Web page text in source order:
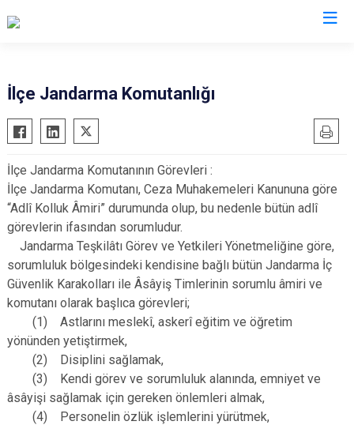
Bozdoğan
Buharkent
Çine
Didim
Germencik
İncirliova
Karacasu
Karpuzlu
Koçarlı
Kuyucak
Nazilli
Sultanhisar
Yenipazar
Efeler
İlçe Jandarma Komutanlığı
İlçe Jandarma Komutanının Görevleri :
İlçe Jandarma Komutanı, Ceza Muhakemeleri Kanununa göre
“Adlî Kolluk Âmiri” durumunda olup, bu nedenle bütün adlî
görevlerin ifasından sorumludur.
Jandarma Teşkilâtı Görev ve Yetkileri Yönetmeliğine göre,
sorumluluk bölgesindeki kendisine bağlı bütün Jandarma İç
Güvenlik Karakolları ile Âsâyiş Timlerinin sorumlu âmiri ve
komutanı olarak başlıca görevleri;
(1) Astlarını meslekî, askerî eğitim ve öğretim
yönünden yetiştirmek,
(2) Disiplini sağlamak,
(3) Kendi görev ve sorumluluk alanında, emniyet ve
âsâyişi sağlamak için gereken önlemleri almak,
(4) Personelin özlük işlemlerini yürütmek,